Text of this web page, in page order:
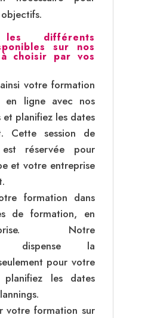
les différents
sur nos
choisir par vos
votre formation
en ligne avec nos
et planifiez les dates
Cette session de
réservée pour
et votre entreprise
formation dans
de formation, en
Notre
dispense la
pour votre
les dates
votre formation sur